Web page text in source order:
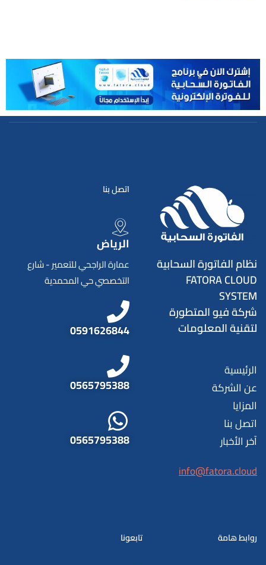
نظام الفاتورة السحابية
FATORA CLOUD
SYSTEM
شركة فيو المتطورة
لتقنية المعلومات
الرئيسية
عن الشركة
المزايا
اتصل بنا
آخر الأخبار
info@fatora.cloud
اتصل بنا
الرياض
عمارة الراجحي للتعمير - شارع
التخصصي حي المحمدية
0591626844
0565795388
0565795388
روابط هامة تابعونا